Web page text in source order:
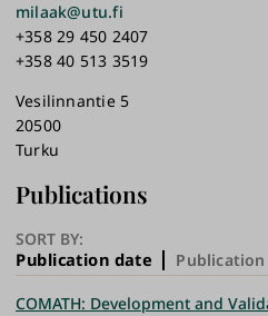
milaak@utu.fi
+358 29 450 2407
+358 40 513 3519
Vesilinnantie 5
20500
Turku
Publications
SORT BY:
Publication date
COMATH: Development and